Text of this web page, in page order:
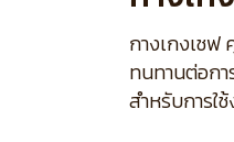
กางเกงเชฟ
ทนทานต่อกา
สำหรับการใ